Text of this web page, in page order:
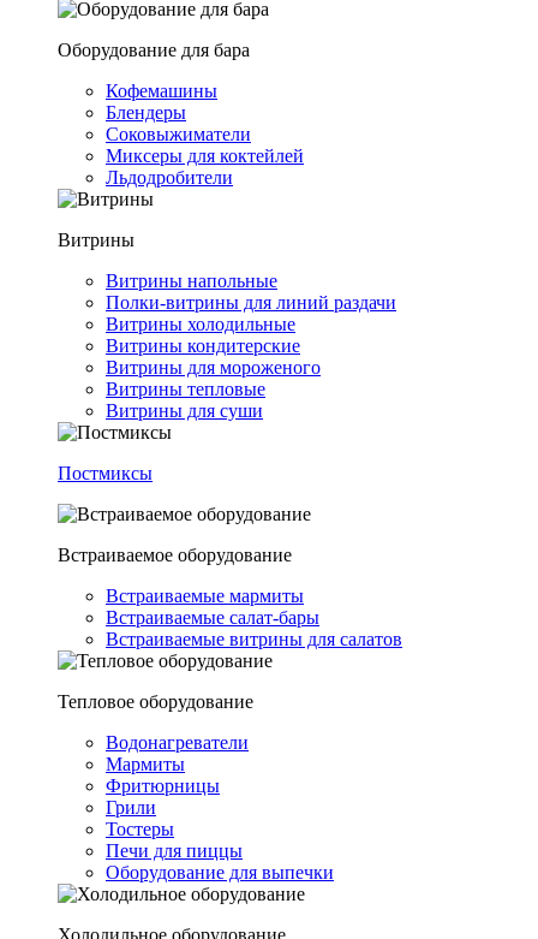
Оборудование для бара
Кофемашины
Блендеры
Соковыжиматели
Миксеры для коктейлей
Льдодробители
Витрины
Витрины напольные
Полки-витрины для линий раздачи
Витрины холодильные
Витрины кондитерские
Витрины для мороженого
Витрины тепловые
Витрины для суши
Постмиксы
Встраиваемое оборудование
Встраиваемые мармиты
Встраиваемые салат-бары
Встраиваемые витрины для салатов
Тепловое оборудование
Водонагреватели
Мармиты
Фритюрницы
Грили
Тостеры
Печи для пиццы
Оборудование для выпечки
Холодильное оборудование